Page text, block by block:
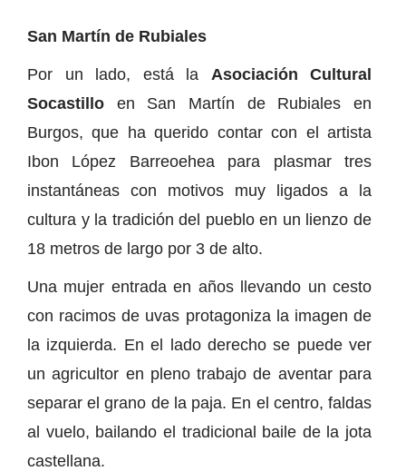
San Martín de Rubiales
Por un lado, está la Asociación Cultural
Socastillo en San Martín de Rubiales en
Burgos, que ha querido contar con el artista
Ibon López Barreoehea para plasmar tres
instantáneas con motivos muy ligados a la
cultura y la tradición del pueblo en un lienzo de
18 metros de largo por 3 de alto.
Una mujer entrada en años llevando un cesto
con racimos de uvas protagoniza la imagen de
la izquierda. En el lado derecho se puede ver
un agricultor en pleno trabajo de aventar para
separar el grano de la paja. En el centro, faldas
al vuelo, bailando el tradicional baile de la jota
castellana.